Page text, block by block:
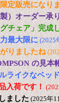
定販売になり
）オーダー承
チェア」完成
最大限に (2025
りましたね
の見本
ライクなベッ
入荷です！
ました (2025年